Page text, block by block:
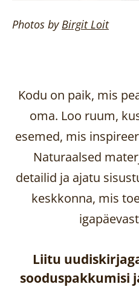
Photos byBirgitLoit
Kodu on paik, mis
oma. Loo ruum,
esemed, mis
Naturaalsed
detailid ja ajatu
keskkonna, mis
Liitu
sooduspakkumisi